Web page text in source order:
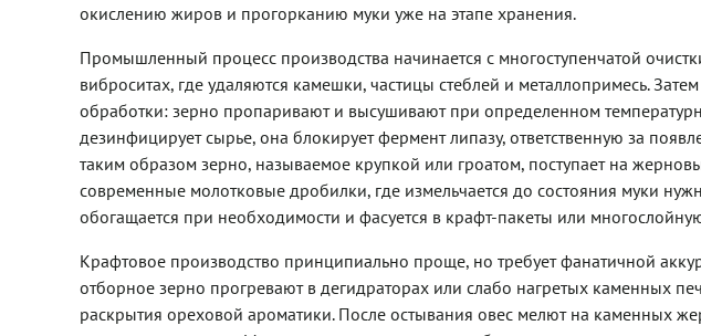
окислению жиров и прогорканию муки уже на этапе хранения.
Промышленный процесс производства начинается с многоступенчатой
виброситах, где удаляются камешки, частицы стеблей и металлопримесь.
обработки: зерно пропаривают и высушивают при определенном
дезинфицирует сырье, она блокирует фермент липазу, ответственную за
таким образом зерно, называемое крупкой или гроатом, поступает на
современные молотковые дробилки, где измельчается до состояния муки
обогащается при необходимости и фасуется в крафт-пакеты или
Крафтовое производство принципиально проще, но требует фанатичной
отборное зерно прогревают в дегидраторах или слабо нагретых каменных
раскрытия ореховой ароматики. После остывания овес мелют на каменных